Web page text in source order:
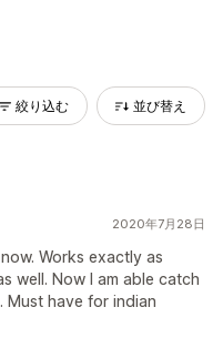
絞り込む 並び替え
2020年7月28日
Works exactly as
well. Now I am able catch
Must have for indian